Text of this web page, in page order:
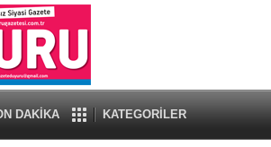
DAKİKA KATEGORİLER